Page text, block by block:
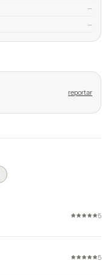
—
—
reportar
5
5